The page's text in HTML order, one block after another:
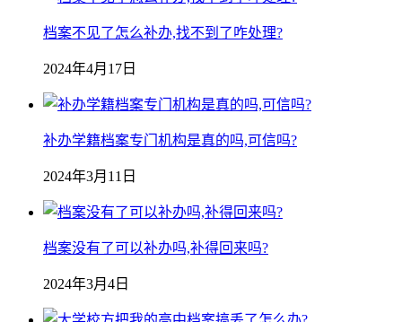
档案不见了怎么补办,找不到了咋处理?
2024年4月17日
补办学籍档案专门机构是真的吗,可信吗?
2024年3月11日
档案没有了可以补办吗,补得回来吗?
2024年3月4日